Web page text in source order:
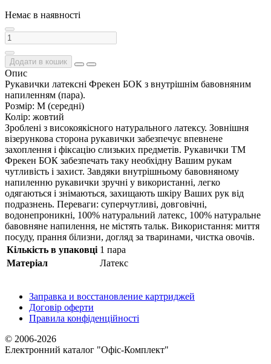
Немає в наявності
Додати в кошик
Опис
Рукавички латексні Фрекен БОК з внутрішнім бавовняним
напиленням (пара).
Розмір: М (середні)
Колір: жовтий
Зроблені з високоякісного натурального латексу. Зовнішня
візерункова сторона рукавички забезпечує впевнене
захоплення і фіксацію слизьких предметів. Рукавички ТМ
Фрекен БОК забезпечать таку необхідну Вашим рукам
чутливість і захист. Завдяки внутрішньому бавовняному
напиленню рукавички зручні у використанні, легко
одягаються і знімаються, захищають шкіру Ваших рук від
подразнень. Переваги: суперчутливі, довговічні,
водонепроникні, 100% натуральний латекс, 100% натуральне
бавовняне напилення, не містять тальк. Використання: миття
посуду, прання білизни, догляд за тваринами, чистка овочів.
Кількість в упаковці 1 пара
Матеріал
Латекс
Заправка и восстановление картриджей
Договір оферти
Правила конфіденційності
© 2006-2026
Електронний каталог "Офіс-Комплект"